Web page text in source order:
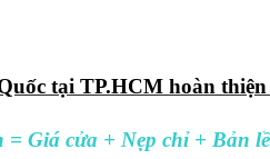
tại TP.HCM hoàn
= Giá cửa + Nẹp chỉ + Bản